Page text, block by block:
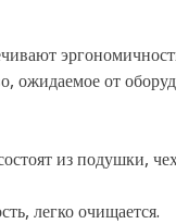
ожидаемое от
из подушки,
легко очищается.